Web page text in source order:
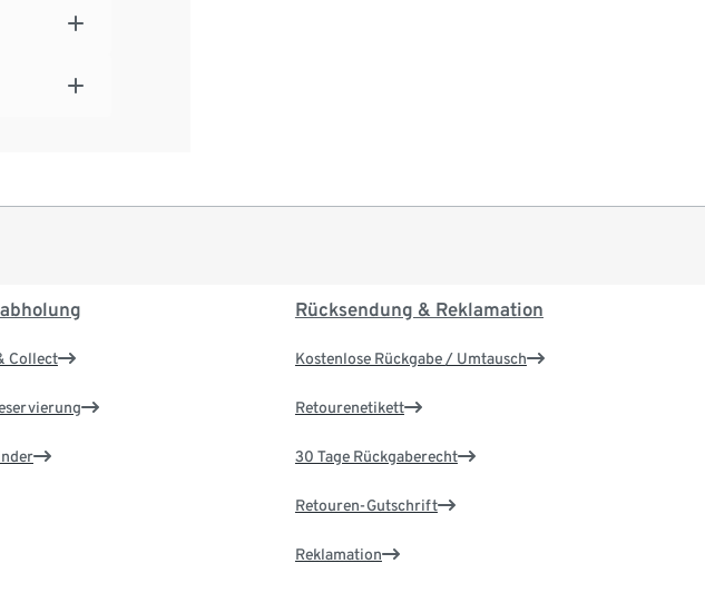
Collect
Rücksendung & Reklamation
Kostenlose Rückgabe / Umtausch
Retourenetikett
30 Tage Rückgaberecht
Retouren-Gutschrift
Reklamation